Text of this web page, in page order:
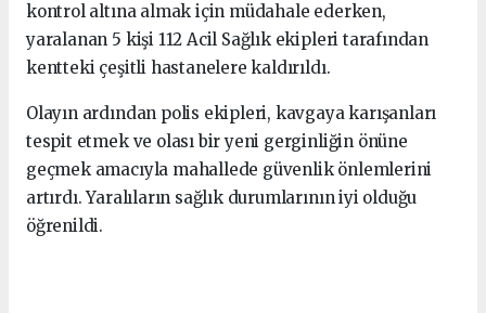
kontrol altına almak için müdahale ederken,
yaralanan 5 kişi 112 Acil Sağlık ekipleri tarafından
kentteki çeşitli hastanelere kaldırıldı.
Olayın ardından polis ekipleri, kavgaya karışanları
tespit etmek ve olası bir yeni gerginliğin önüne
geçmek amacıyla mahallede güvenlik önlemlerini
artırdı. Yaralıların sağlık durumlarının iyi olduğu
öğrenildi.